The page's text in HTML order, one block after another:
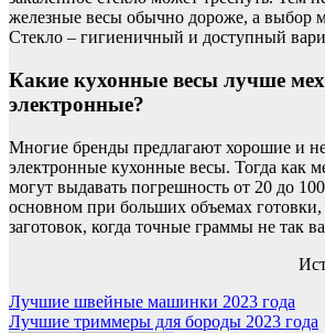
железные весы обычно дороже, а выбор
Стекло – гигиеничный и доступный
Какие кухонные весы лучше
электронные?
Многие бренды предлагают хорошие и
электронные кухонные весы. Тогда как
могут выдавать погрешность от 20 до
основном при больших объемах готовки,
заготовок, когда точные граммы не так
Навигация
Лучшие швейные машинки 2023 года
Лучшие триммеры для бороды 2023 года